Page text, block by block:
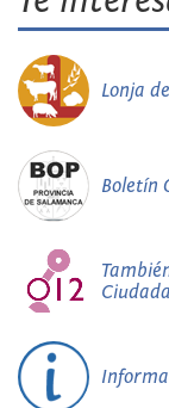
Lonja
Boletín